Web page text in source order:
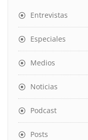
Entrevistas
Especiales
Medios
Noticias
Podcast
Posts